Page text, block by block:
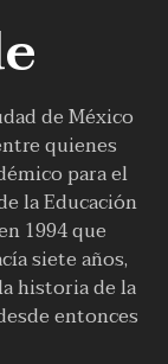
de México
quienes
para el
la Educación
1994 que
siete años,
historia de la
entonces